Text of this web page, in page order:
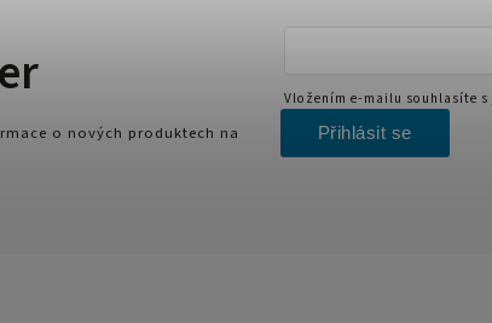
o nových produktech na
Vložením e-mailu souhlasíte s
Přihlásit se